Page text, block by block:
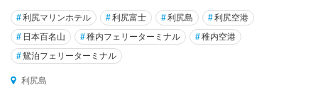
#利尻マリンホテル #利尻富士 #利尻島 #利尻空港
# 日本百名山 #稚内フェリーターミナル #稚内空港
#鴛泊フェリーターミナル
利尻島